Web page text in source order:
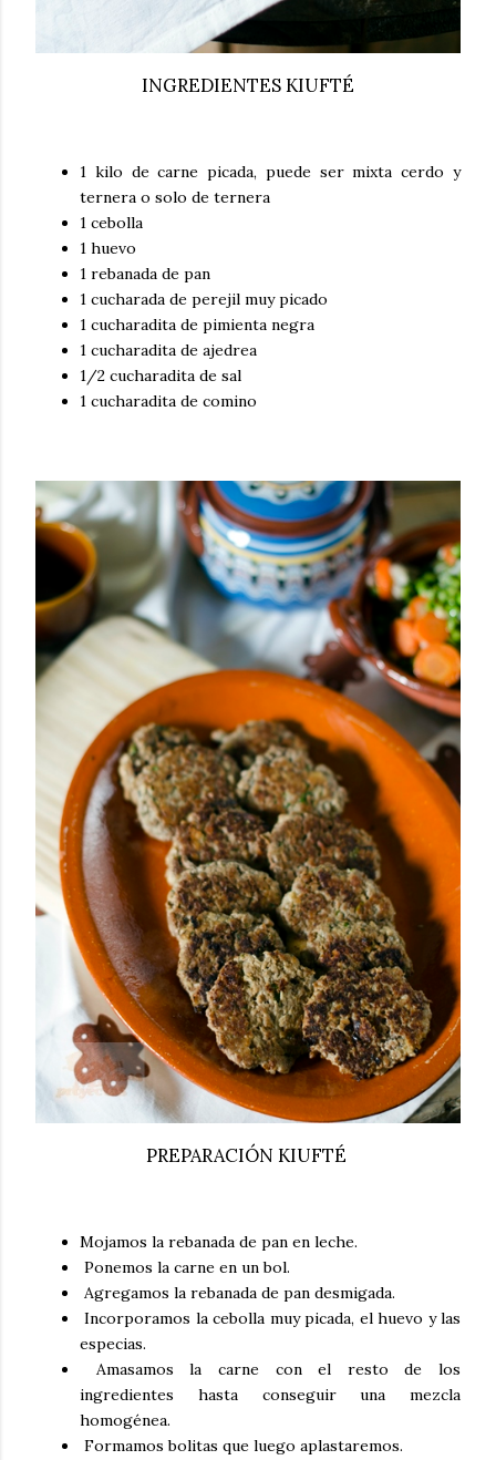
INGREDIENTES KIUFTÉ
1 kilo de carne picada, puede ser mixta cerdo y
ternera o solo de ternera
1 cebolla
1 huevo
1 rebanada de pan
1 cucharada de perejil muy picado
1 cucharadita de pimienta negra
1 cucharadita de ajedrea
1/2 cucharadita de sal
1 cucharadita de comino
PREPARACIÓN KIUFTÉ
Mojamos la rebanada de pan en leche.
Ponemos la carne en un bol.
Agregamos la rebanada de pan desmigada.
Incorporamos la cebolla muy picada, el huevo y las
especias.
Amasamos la carne con el resto de los
ingredientes hasta conseguir una mezcla
homogénea.
Formamos bolitas que luego aplastaremos.